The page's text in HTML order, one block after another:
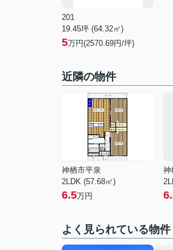
201
19.45坪 (64.32㎡)
5万円(2570.69円/坪)
近隣の物件
神栖市平泉
2LDK (57.68㎡)
6.5万円
神
よく見られている物件